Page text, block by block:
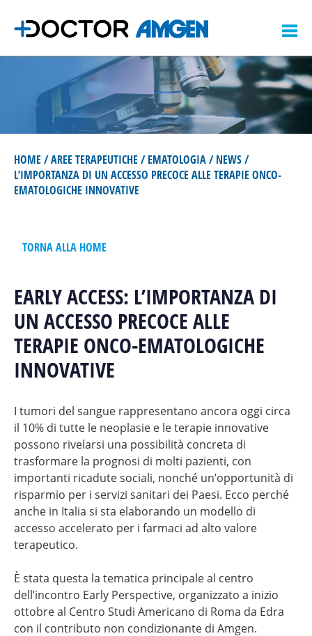
M
n
u
o
e
k
e
n
AREE TERAPEUTICHE
ONCOLOGIA
EMATOLOGIA
NEFROLOGIA
CARDIOLOGIA
PRODOTTI
ONCOLOGIA
OSTEOPOROSI
NEFROLOGIA
FORMAZIONE
INIZIATIVE NON ECM
AMGEN LEARNING
PER IL PAZIENTE
AMGEN NETWORK
HOME AREE TERAPEUTICHE EMATOLOGIA
NEWS
L’IMPORTANZA DI UN ACCESSO PRECOCE ALLE TERAPIE ONCO-
EMATOLOGICHE INNOVATIVE
TORNA ALLA HOME
EARLY ACCESS: L’IMPORTANZA DI
UN ACCESSO PRECOCE ALLE
TERAPIE ONCO-EMATOLOGICHE
INNOVATIVE
I tumori del sangue rappresentano ancora oggi circa
il 10% di tutte le neoplasie e le terapie innovative
possono rivelarsi una possibilità concreta di
trasformare la prognosi di molti pazienti, con
importanti ricadute sociali, nonché un’opportunità di
risparmio per i servizi sanitari dei Paesi. Ecco perché
anche in Italia si sta elaborando un modello di
accesso accelerato per i farmaci ad alto valore
terapeutico.
È stata questa la tematica principale al centro
dell’incontro Early Perspective, organizzato a inizio
ottobre al Centro Studi Americano di Roma da Edra
con il contributo non condizionante di Amgen.